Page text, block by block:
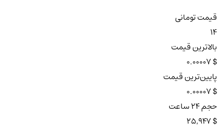
قیمت تومانی
14
بالاترین قیمت
$ 0.00007
پایین‌ترین قیمت
$ 0.00007
حجم ۲۴ ساعت
$ 25,947